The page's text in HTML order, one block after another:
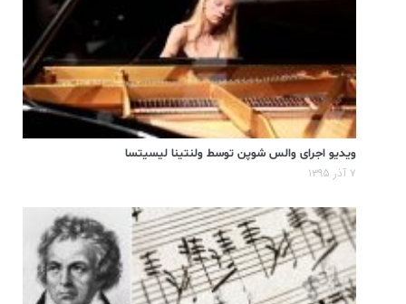
ویدیو اجرای والس شوپن توسط ولنتینا لیسیتسا
۷ آذر ۱۳۹۵